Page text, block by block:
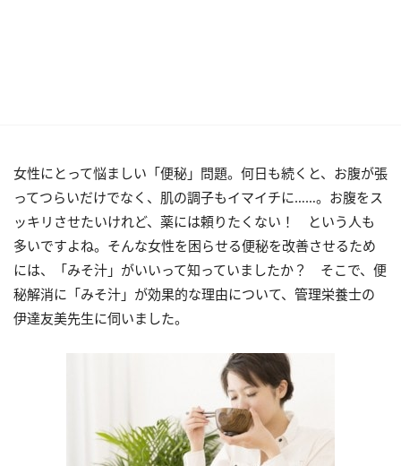
女性にとって悩ましい「便秘」問題。何日も続くと、お腹が張
ってつらいだけでなく、肌の調子もイマイチに……。お腹をス
ッキリさせたいけれど、薬には頼りたくない！ という人も
多いですよね。そんな女性を困らせる便秘を改善させるため
には、「みそ汁」がいいって知っていましたか？ そこで、便
秘解消に「みそ汁」が効果的な理由について、管理栄養士の
伊達友美先生に伺いました。